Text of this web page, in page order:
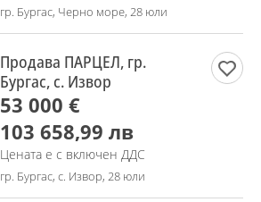
гр. Бургас, Черно море, 28 юли
Продава ПАРЦЕЛ, гр.
Бургас, с. Извор
53 000 €
103 658,99 лв
Цената е с включен ДДС
гр. Бургас, с. Извор, 28 юли